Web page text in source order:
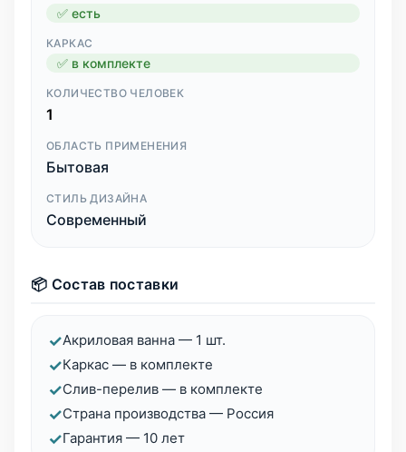
✅ есть
КАРКАС
✅ в комплекте
КОЛИЧЕСТВО ЧЕЛОВЕК
1
ОБЛАСТЬ ПРИМЕНЕНИЯ
Бытовая
СТИЛЬ ДИЗАЙНА
Современный
📦 Состав поставки
✓Акриловая ванна — 1 шт.
✓Каркас — в комплекте
✓Слив-перелив — в комплекте
✓Страна производства — Россия
✓Гарантия — 10 лет